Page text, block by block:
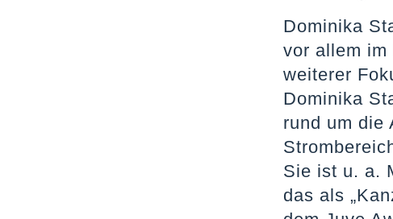
Dominika
vor allem im
weiterer
Dominika
rund um die
Sie ist u. a.
das als